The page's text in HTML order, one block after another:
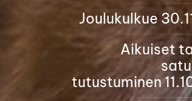
Joulukulkue
Aikuiset
tutustuminen